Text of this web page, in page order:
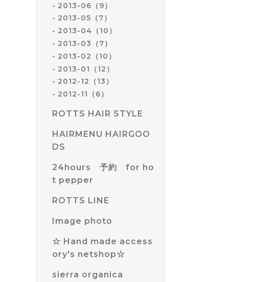
2013-06（9）
2013-05（7）
2013-04（10）
2013-03（7）
2013-02（10）
2013-01（12）
2012-12（13）
2012-11（6）
ROTTS HAIR STYLE
HAIRMENU HAIRGOO
DS
24hours 予約 for ho
t pepper
ROTTS LINE
Image photo
☆ Hand made access
ory's netshop☆
sierra organica